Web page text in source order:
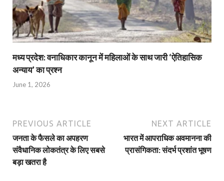
मध्य प्रदेश: वनाधिकार कानून में महिलाओं के साथ जारी ‘ऐतिहासिक
अन्याय’ का प्रश्न
June 1, 2026
PREVIOUS ARTICLE
जनता के फैसले का अपहरण
संवैधानिक लोकतंत्र के लिए सबसे
बड़ा खतरा है
NEXT ARTICLE
भारत में आपराधिक अवमानना की
प्रासंगिकता: संदर्भ प्रशांत भूषण